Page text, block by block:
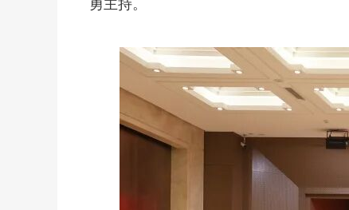
勇主持。